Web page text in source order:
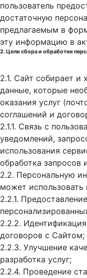
пользователь
достаточную
предлагаемым в
эту информацию в
2. Цели сбора и обработки
2.1. Сайт собирает и
данные, которые
оказания услуг
соглашений и
2.1.1. Связь с
уведомлений,
использования
обработка запросов
2.2. Персональную
может
2.2.1.
2.2.2.
договоров с Сайтом;
2.2.3. Улучшение
разработка услуг;
2.2.4. Проведение